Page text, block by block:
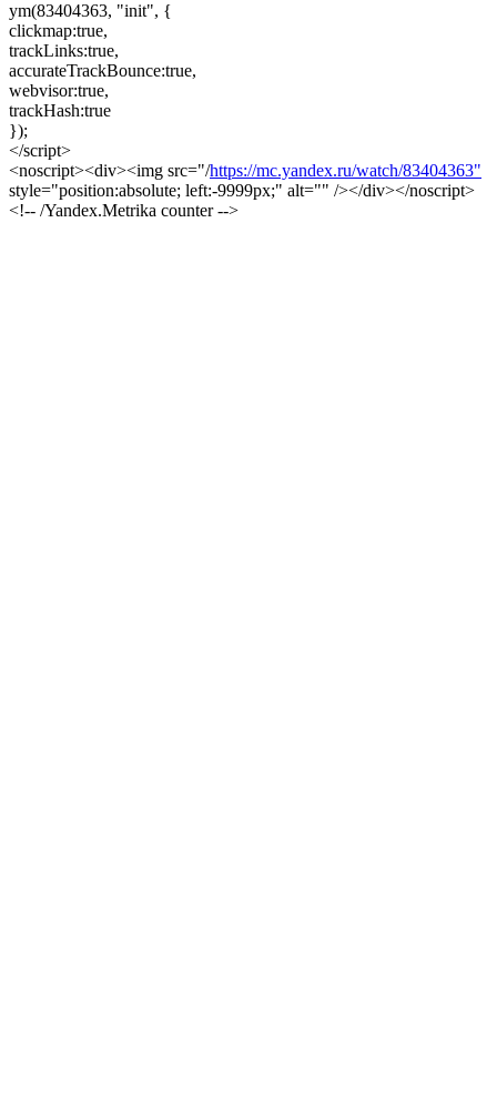
ym(83404363, "init", {
clickmap:true,
trackLinks:true,
accurateTrackBounce:true,
webvisor:true,
trackHash:true
});
</script>
<noscript><div><img src="/https://mc.yandex.ru/watch/83404363"
style="position:absolute; left:-9999px;" alt="" /></div></noscript>
<!-- /Yandex.Metrika counter -->